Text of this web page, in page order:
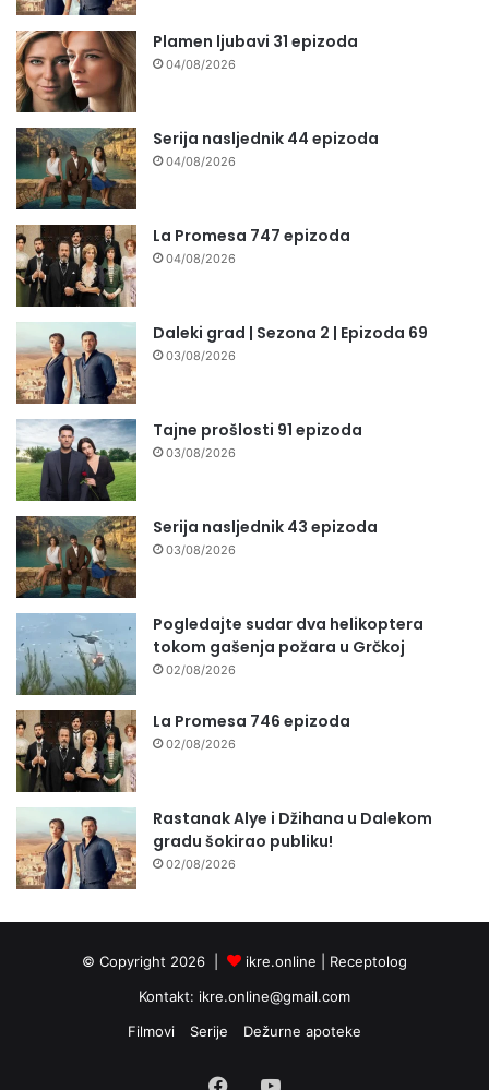
Plamen ljubavi 31 epizoda
04/08/2026
Serija nasljednik 44 epizoda
04/08/2026
La Promesa 747 epizoda
04/08/2026
Daleki grad | Sezona 2 | Epizoda 69
03/08/2026
Tajne prošlosti 91 epizoda
03/08/2026
Serija nasljednik 43 epizoda
03/08/2026
Pogledajte sudar dva helikoptera
tokom gašenja požara u Grčkoj
02/08/2026
La Promesa 746 epizoda
02/08/2026
Rastanak Alye i Džihana u Dalekom
gradu šokirao publiku!
02/08/2026
© Copyright 2026 | ikre.online | Receptolog
Kontakt: ikre.online@gmail.com
Filmovi
Serije Dežurne apoteke
FacebookYouTube